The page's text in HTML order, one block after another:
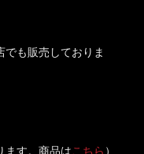
も販売しておりま
ます。商品はこちら ）